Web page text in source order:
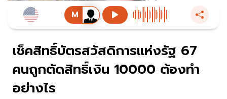
เช็คสิทธิ์บัตรสวัสดิการแห่งรัฐ 67
คนถูกตัดสิทธิ์เงิน 10000 ต้องทำ
อย่างไร